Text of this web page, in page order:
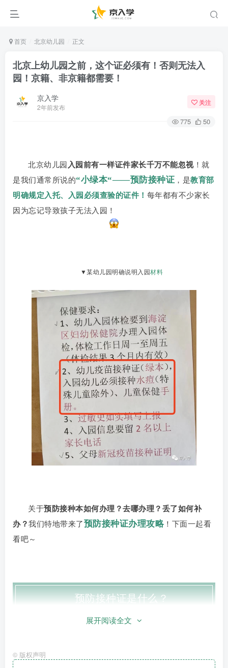
首页 北京幼儿园 正文
北京上幼儿园之前，这个证必须有！否则无法入
园！京籍、非京籍都需要！
京入学
2年前发布
关注
775 50
北京幼儿园 入园前有一样证件家长千万不能忽视！就
是我们通常所说的“小绿本“——预防接种证 ，是教育部
明确规定入托、入园必须查验的证件！ 每年都有不少家长
因为忘记导致孩子无法入园！
▼某幼儿园明确说明入园材料
关于预防接种本如何办理？去哪办理？丢了如何补
办？我们特地带来了预防接种证办理攻略 ！下面一起看
看吧～
预防接种证是什么？
展开阅读全文
© 版权声明